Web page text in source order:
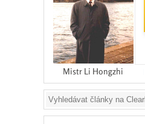
Mistr Li Hongzhi